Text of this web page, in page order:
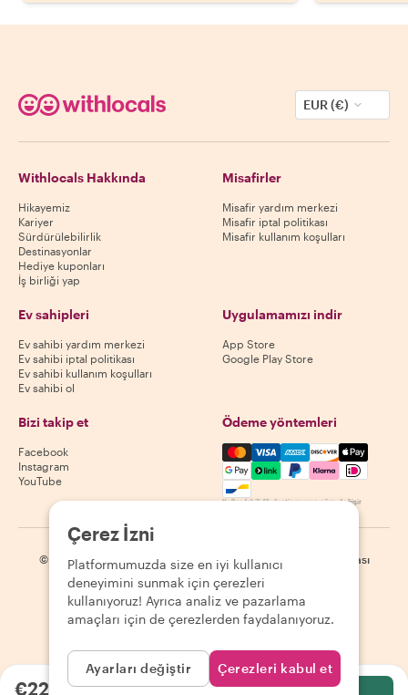
€22.06kişi başı
EUR (€)
Withlocals Hakkında
Hikayemiz
Kariyer
Sürdürülebilirlik
Destinasyonlar
Hediye kuponları
İş birliği yap
Misafirler
Misafir yardım merkezi
Misafir iptal politikası
Misafir kullanım koşulları
Ev sahipleri
Ev sahibi yardım merkezi
Ev sahibi iptal politikası
Ev sahibi kullanım koşulları
Ev sahibi ol
Uygulamamızı indir
App Store
Google Play Store
Bizi takip et
Facebook
Instagram
YouTube
Ödeme yöntemleri
Mastercard, Visa, Amex,
Kullanılabilirlik destinasyona göre değişir
© 2026 Withlocals.com Gizlilik Politikası | Site haritası
Çerez İzni
Platformumuzda size en iyi kullanıcı
deneyimini sunmak için çerezleri
kullanıyoruz! Ayrıca analiz ve pazarlama
amaçları için de çerezlerden faydalanıyoruz.
Ayarları değiştir Çerezleri kabul et